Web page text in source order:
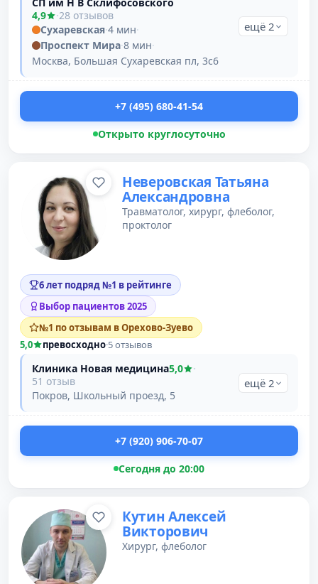
4,9
·28 отзывов
Сухаревская·4 мин·
Проспект Мира·8 мин·
Москва, Большая Сухаревская пл, 3с6
ещё 2
+7 (495) 680-41-54
Открыто круглосуточно
Неверовская Татьяна
Александровна
Травматолог, хирург, флеболог,
проктолог
6 лет подряд №1 в рейтинге
Выбор пациентов 2025
№1 по отзывам в Орехово-Зуево
5,0
превосходно·5 отзывов
Клиника Новая медицина5,0
·
51 отзыв
Покров, Школьный проезд, 5
ещё 2
+7 (920) 906-70-07
Сегодня до 20:00
Кутин Алексей
Викторович
Хирург, флеболог